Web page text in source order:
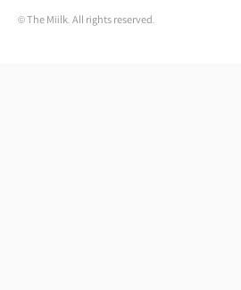
© The Miilk. All rights reserved.